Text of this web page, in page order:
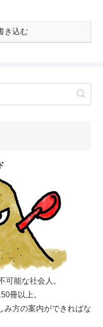
き込む
可能な社会人。
冊以上。
み方の案内ができればな